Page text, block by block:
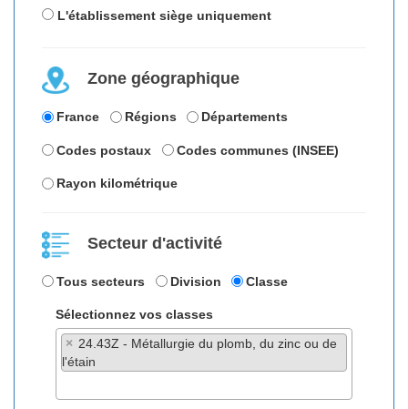
L'établissement siège uniquement
Zone géographique
France Régions Départements
Codes postaux Codes communes (INSEE)
Rayon kilométrique
Secteur d'activité
Tous secteurs Division Classe
Sélectionnez vos classes
× 24.43Z - Métallurgie du plomb, du zinc ou de
l'étain